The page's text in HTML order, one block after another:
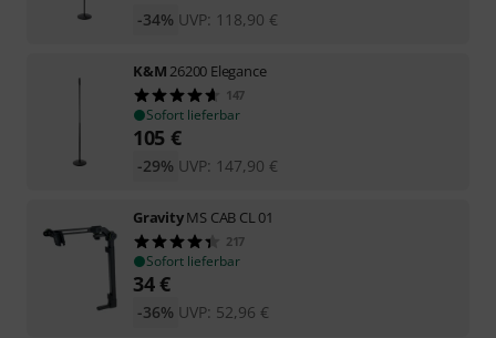
UVP: 118,90 €
-34%
K&M 26200 Elegance
147
Sofort lieferbar
105 €
UVP: 147,90 €
-29%
GravityMS CAB CL 01
217
Sofort lieferbar
34€
UVP: 52,96 €
-36%